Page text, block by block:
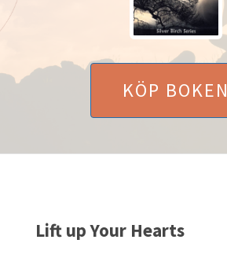
KÖP BOKEN
Lift up Your Hearts